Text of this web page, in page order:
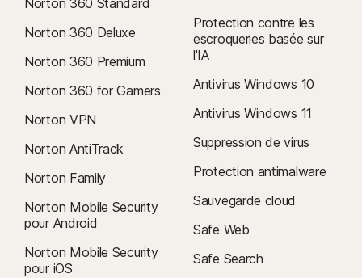
Norton 360 Deluxe
Norton 360 Premium
Norton 360 for Gamers
Norton VPN
Norton AntiTrack
Norton Family
Norton Mobile Security
pour Android
Norton Mobile Security
pour iOS
Protection contre les
escroqueries basée sur
l'IA
Antivirus Windows 10
Antivirus Windows 11
Suppression de virus
Protection antimalware
Sauvegarde cloud
Safe Web
Safe Search